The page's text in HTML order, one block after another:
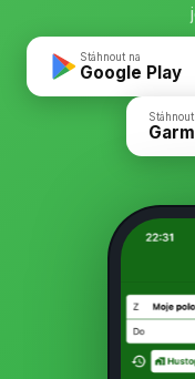
Stáhnout na
Google Play